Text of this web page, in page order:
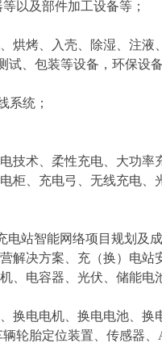
以及部件加工设备等；
烘烤、入壳、除湿、注液
、包装等设备，环保设
系统；
技术、柔性充电、大功率
柜、充电弓、无线充电、
电站智能网络项目规划及
解决方案、充（换）电
、电容器、光伏、储能电
电电机、换电电池、换
轮胎定位装置、传感器